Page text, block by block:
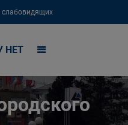
слабовидящих
НЕТ